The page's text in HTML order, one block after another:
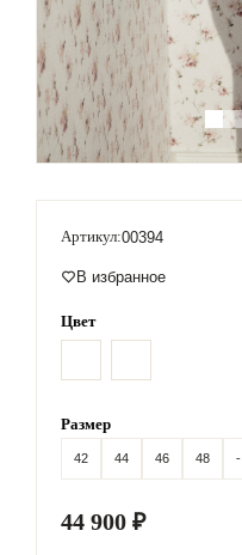
Артикул:00394
В избранное
Цвет
Размер
42 44 46 48 -
44 900 ₽